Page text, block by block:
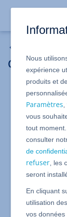
Ouvrir
Valable
Avec
Web pour
Dans cet
accéder à
Ouvrir
Dans
Menu
Nous
expérience
produits et
Paramètres
vous
tout
consulter
de
refuser ,
seront
En cliquant
utilisation
vos données